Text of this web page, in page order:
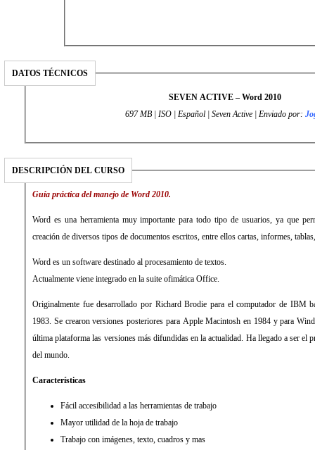
DATOS TÉCNICOS
SEVEN ACTIVE – Word 2010
697 MB | ISO | Español | Seven Active | Enviado por:
DESCRIPCIÓN DEL CURSO
Guía práctica del manejo de Word 2010.
Word es una herramienta muy importante para todo tipo de usuarios, ya que
creación de diversos tipos de documentos escritos, entre ellos cartas, informes,
Word es un software destinado al procesamiento de textos.
Actualmente viene integrado en la suite ofimática Office.
Originalmente fue desarrollado por Richard Brodie para el computador de IBM
1983. Se crearon versiones posteriores para Apple Macintosh en 1984 y para
última plataforma las versiones más difundidas en la actualidad. Ha llegado a ser el
del mundo.
Características
Fácil accesibilidad a las herramientas de trabajo
Mayor utilidad de la hoja de trabajo
Trabajo con imágenes, texto, cuadros y mas